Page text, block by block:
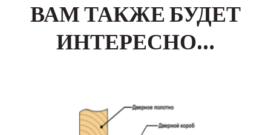
ВАМ ТАКЖЕ БУДЕТ
ИНТЕРЕСНО…